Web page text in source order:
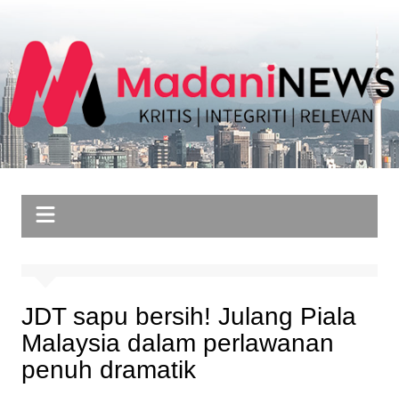
content
JDT sapu bersih! Julang Piala
Malaysia dalam perlawanan
penuh dramatik